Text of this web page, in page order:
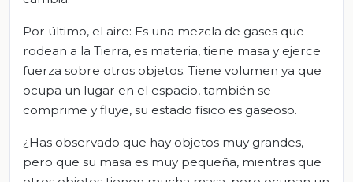
Por último, el aire: Es una mezcla de gases que
rodean a la Tierra, es materia, tiene masa y ejerce
fuerza sobre otros objetos. Tiene volumen ya que
ocupa un lugar en el espacio, también se
comprime y fluye, su estado físico es gaseoso.
¿Has observado que hay objetos muy grandes,
pero que su masa es muy pequeña, mientras que